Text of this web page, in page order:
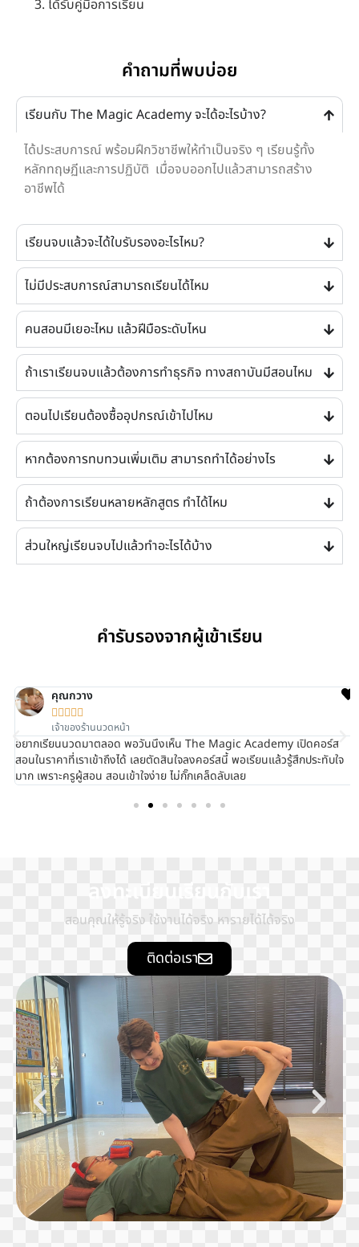
ได้รับคู่มือการเรียน
คำถามที่พบบ่อย
เรียนกับ The Magic Academy จะได้อะไรบ้าง?
ได้ประสบการณ์ พร้อมฝึกวิชาชีพให้ทำเป็นจริง ๆ เรียนรู้ทั้ง
หลักทฤษฏีและการปฏิบัติ เมื่อจบออกไปแล้วสามารถสร้าง
อาชีพได้
เรียนจบแล้วจะได้ใบรับรองอะไรไหม?
ไม่มีประสบการณ์สามารถเรียนได้ไหม
คนสอนมีเยอะไหม แล้วฝีมือระดับไหน
ถ้าเราเรียนจบแล้วต้องการทำธุรกิจ ทางสถาบันมีสอนไหม
ตอนไปเรียนต้องซื้ออุปกรณ์เข้าไปไหม
หากต้องการทบทวนเพิ่มเติม สามารถทำได้อย่างไร
ถ้าต้องการเรียนหลายหลักสูตร ทำได้ไหม
ส่วนใหญ่เรียนจบไปแล้วทำอะไรได้บ้าง
คำรับรองจากผู้เข้าเรียน
คุณกวาง
   
เจ้าของร้านนวดหน้า
อยากเรียนนวดมาตลอด พอวันนึงเห็น The Magic Academy เปิดคอร์ส
สอนในราคาที่เราเข้าถึงได้ เลยตัดสินใจลงคอร์สนี้ พอเรียนแล้วรู้สึกประทับใจ
มาก เพราะครูผู้สอน สอนเข้าใจง่าย ไม่กั๊กเคล็ดลับเลย
สอนคุณให้รู้จริง ใช้งานได้จริง หารายได้ได้จริง
ติดต่อเรา